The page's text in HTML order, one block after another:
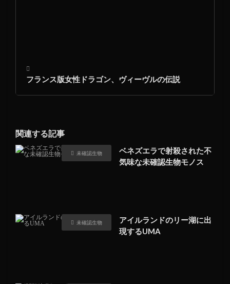
フランス版女性ドラゴン、ヴィーヴルの伝説
関連する記事
未確認生物
ベネズエラで射殺された不
気味な未確認生物モノス
未確認生物
アイルランドのリー湖に出
現するUMA